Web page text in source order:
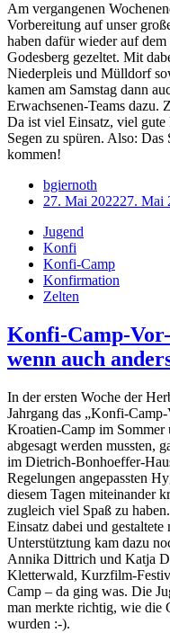
Am vergangenen
Vorbereitung auf unser
haben dafür wieder auf
Godesberg gezeltet. Mit
Niederpleis und Mülldorf
kamen am Samstag dann
Erwachsenen-Teams dazu.
Da ist viel Einsatz, viel gute
Segen zu spüren. Also:
kommen!
bgiernoth
27. Mai 202227. Mai
Jugend
Konfi
Konfi-Camp
Konfirmation
Zelten
Konfi-Camp-
wenn auch
In der ersten Woche der
Jahrgang das „Konfi-
Kroatien-Camp im Sommer
abgesagt werden mussten,
im Dietrich-Bonhoeffer-
Regelungen angepassten
diesem Tagen miteinander
zugleich viel Spaß zu
Einsatz dabei und
Unterstütztung kam dazu
Annika Dittrich und Katja
Kletterwald, Kurzfilm-
Camp – da ging was. Die
man merkte richtig, wie die
wurden :-).